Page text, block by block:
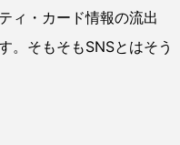
ィ・カード情報の流出
。そもそもSNSとはそう